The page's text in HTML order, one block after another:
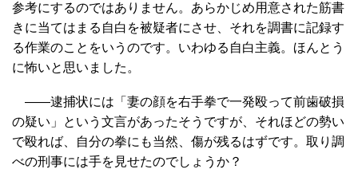
参考にするのではありません。あらかじめ用意された筋書
きに当てはまる自白を被疑者にさせ、それを調書に記録す
る作業のことをいうのです。いわゆる自白主義。ほんとう
に怖いと思いました。
――逮捕状には「妻の顔を右手拳で一発殴って前歯破損
の疑い」という文言があったそうですが、それほどの勢い
で殴れば、自分の拳にも当然、傷が残るはずです。取り調
べの刑事には手を見せたのでしょうか？